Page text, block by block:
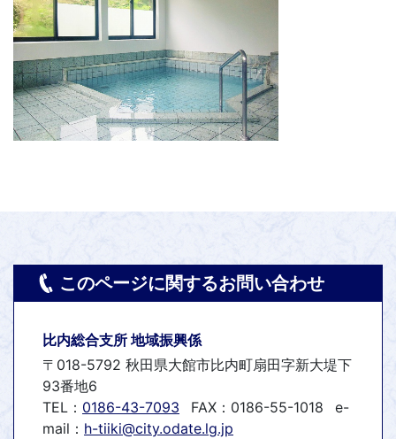
このページに関するお問い合わせ
比内総合支所 地域振興係
〒018-5792 秋田県大館市比内町扇田字新大堤下
93番地6
TEL： 0186-43-7093 FAX：0186-55-1018
e-
mail： h-tiiki@city.odate.lg.jp